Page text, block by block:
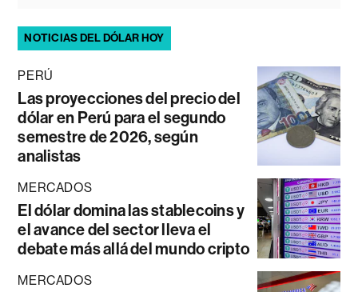
NOTICIAS DEL DÓLAR HOY
PERÚ
Las proyecciones del precio del
dólar en Perú para el segundo
semestre de 2026, según
analistas
MERCADOS
El dólar domina las stablecoins y
el avance del sector lleva el
debate más allá del mundo cripto
MERCADOS